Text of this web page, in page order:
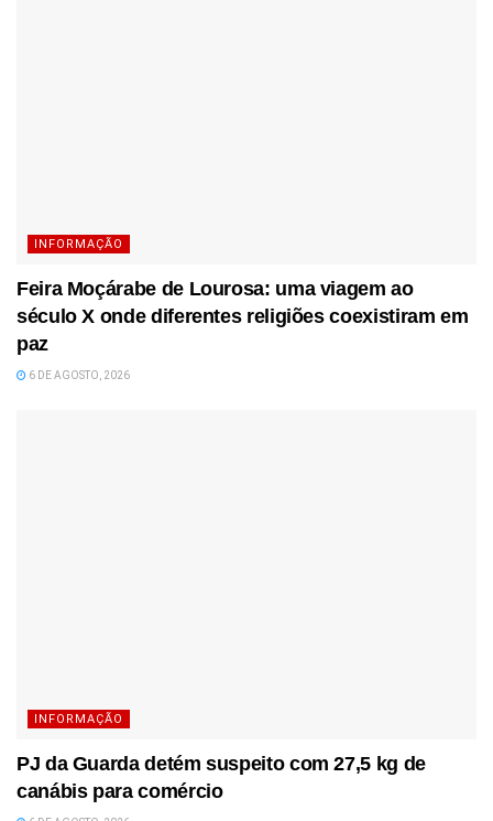
INFORMAÇÃO
Feira Moçárabe de Lourosa: uma viagem ao
século X onde diferentes religiões coexistiram em
paz
6 DE AGOSTO, 2026
INFORMAÇÃO
PJ da Guarda detém suspeito com 27,5 kg de
canábis para comércio